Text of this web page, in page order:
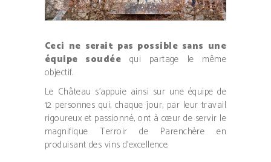
Ceci ne serait pas possible sans une
équipe soudée qui partage le même
objectif.
Le Château s’appuie ainsi sur une équipe de
12 personnes qui, chaque jour, par leur travail
rigoureux et passionné, ont à cœur de servir le
magnifique Terroir de Parenchère en
produisant des vins d’excellence.